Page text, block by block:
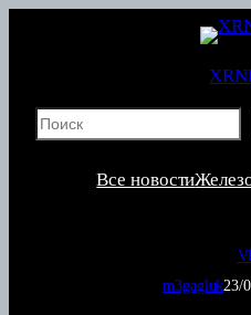
Все новости
m3gagluk23/